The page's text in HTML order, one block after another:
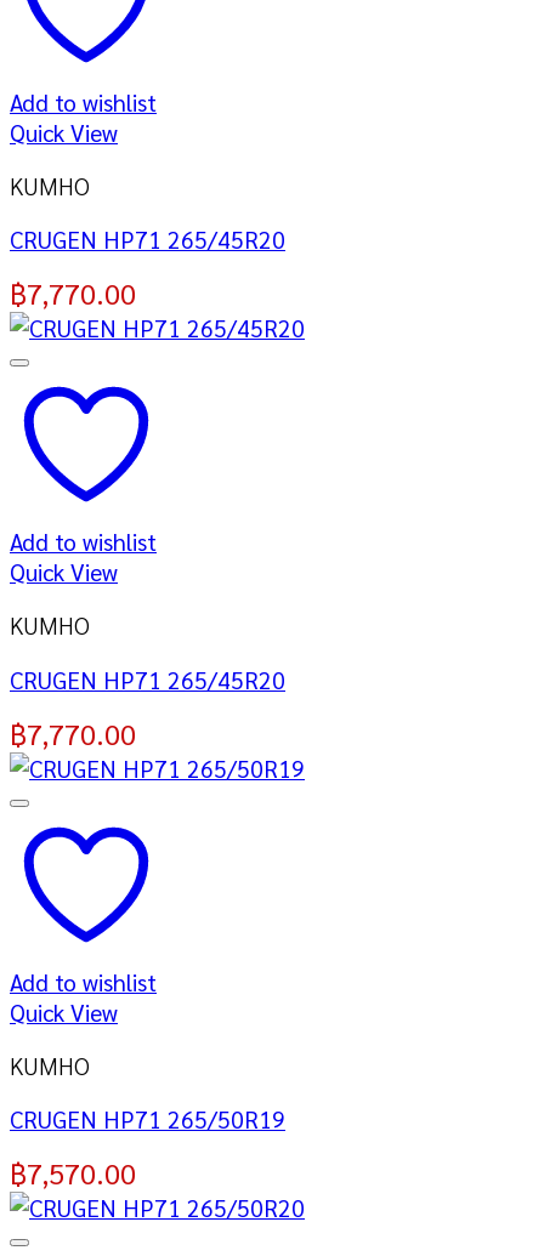
Add to wishlist
Quick View
KUMHO
CRUGEN HP71 265/45R20
฿7,770.00
Add to wishlist
Quick View
KUMHO
CRUGEN HP71 265/45R20
฿7,770.00
Add to wishlist
Quick View
KUMHO
CRUGEN HP71 265/50R19
฿7,570.00